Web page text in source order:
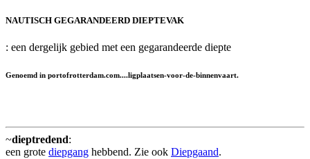
NAUTISCH GEGARANDEERD DIEPTEVAK
: een dergelijk gebied met een gegarandeerde diepte
Genoemd in portofrotterdam.com....ligplaatsen-voor-de-binnenvaart.
~dieptredend:
een grote diepgang hebbend. Zie ook Diepgaand.